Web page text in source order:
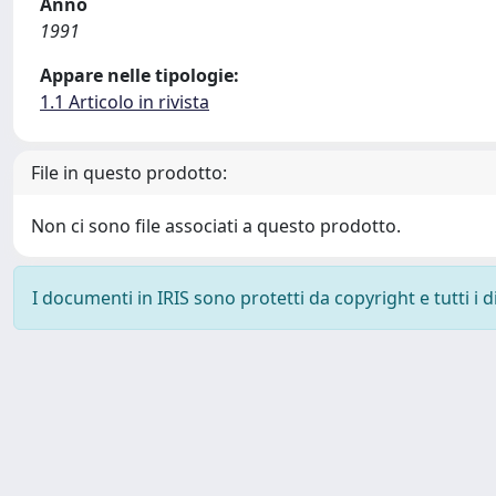
1991
Appare nelle tipologie:
1.1 Articolo in rivista
File in questo prodotto:
Non ci sono file associati a questo prodotto.
I documenti in IRIS sono protetti da copyright e tutti i